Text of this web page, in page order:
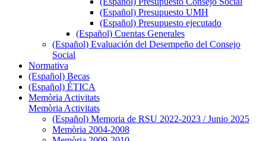
(Español) Presupuesto UMH
(Español) Presupuesto ejecutado
(Español) Cuentas Generales
(Español) Evaluación del Desempeño del Consejo
Social
Normativa
(Español) Becas
(Español) ÉTICA
Memòria Activitats
Memòria Activitats
(Español) Memoria de RSU 2022-2023 / Junio 2025
Memòria 2004-2008